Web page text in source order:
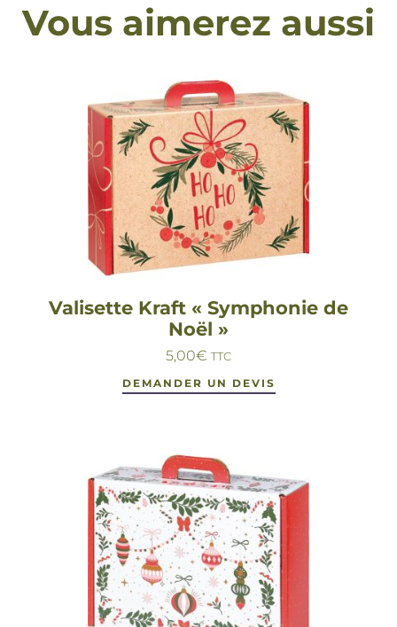
Vous aimerez aussi
Valisette Kraft « Symphonie de
Noël »
5,00€ TTC
DEMANDER UN DEVIS